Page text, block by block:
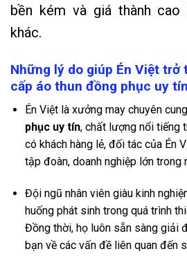
bền kém và giá thành
khác.
Những lý do giúp Én Việt trở
cấp áo thun đồng phục uy tín
Én Việtlà xưởng may chuyên
phục uy tín, chất lượng nổi tiếng
có khách hàng lẻ, đối tác của Én
tập đoàn, doanh nghiệp lớn trong
Đội ngũ nhân viên giàu kinh
huống phát sinh trong quá trình
Đồng thời, họ luôn sẵn sàng giải
bạn về các vấn đề liên quan đến